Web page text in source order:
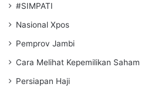
#SIMPATI
Nasional Xpos
Pemprov Jambi
Cara Melihat Kepemilikan Saham
Persiapan Haji